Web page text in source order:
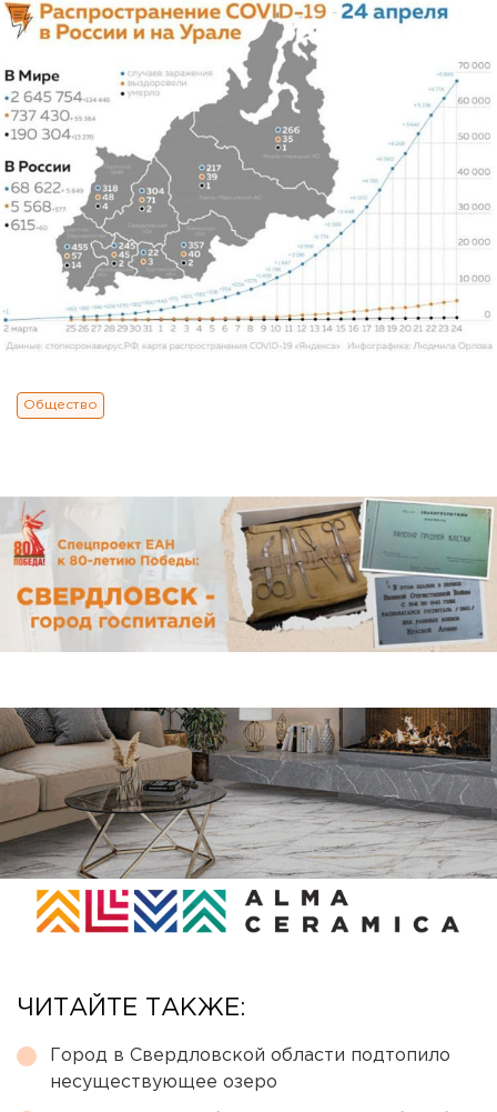
Общество
ЧИТАЙТЕ ТАКЖЕ:
Город в Свердловской области подтопило
несуществующее озеро